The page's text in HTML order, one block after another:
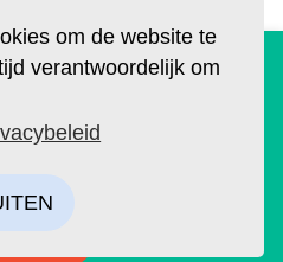
om de website te
verantwoordelijk om
Hard//hoofd nu ook op
van de eerste editie, met
covers ontworpen. Kies je